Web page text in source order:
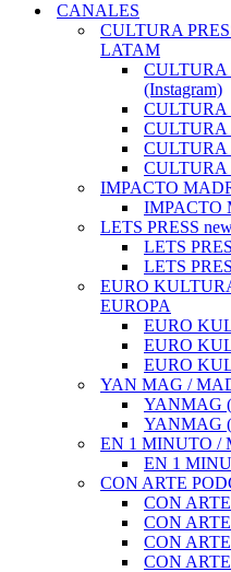
CANALES
CULTURA
LATAM
CULTURA
(Instagram)
CULTURA
CULTURA
CULTURA
CULTURA
IMPACTO
IMPACTO
LETS PRESS
LETS
LETS
EURO
EUROPA
EURO
EURO
EURO
YAN MAG /
YANMAG
YANMAG
EN 1 MINUTO /
EN 1
CON ARTE
CON
CON
CON
CON